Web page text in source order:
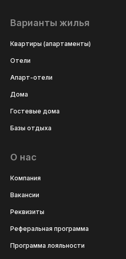
Варианты жилья
Квартиры (апартаменты)
Отели
Апарт-отели
Дома
Гостевые дома
Базы отдыха
О нас
Компания
Вакансии
Реквизиты
Реферальная программа
Программа лояльности